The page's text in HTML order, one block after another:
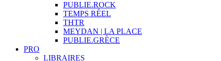
PUBLIE.ROCK
TEMPS RÉEL
THTR
MEYDAN | LA PLACE
PUBLIE.GRÈCE
PRO
LIBRAIRES